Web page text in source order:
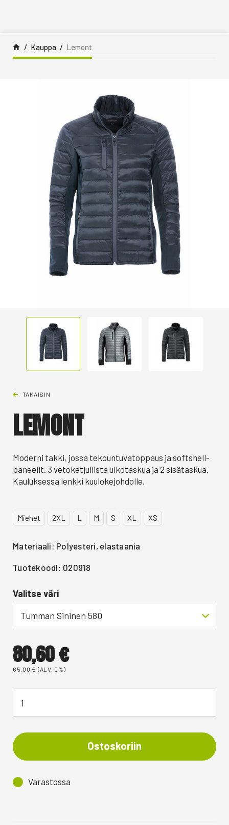
Kauppa Lemont
TAKAISIN
LEMONT
Moderni takki, jossa tekountuvatoppaus ja softshell-
paneelit. 3 vetoketjullista ulkotaskua ja 2 sisätaskua.
Kauluksessa lenkki kuulokejohdolle.
Miehet 2XL L M S XL XS
Materiaali: Polyesteri, elastaania
Tuotekoodi: 020918
Valitse väri
Tumman Sininen 580
80,60€
65,00 € (ALV. 0%)
Ostoskoriin
Varastossa